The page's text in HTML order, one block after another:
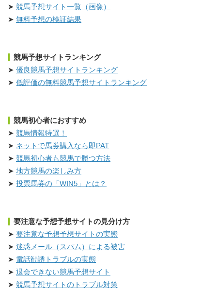
競馬予想サイト一覧（画像）
無料予想の検証結果
競馬予想サイトランキング
優良競馬予想サイトランキング
低評価の無料競馬予想サイトランキング
競馬初心者におすすめ
競馬情報特選！
ネットで馬券購入なら即PAT
競馬初心者も競馬で勝つ方法
地方競馬の楽しみ方
投票馬券の「WIN5」とは？
要注意な予想予想サイトの見分け方
要注意な予想予想サイトの実態
迷惑メール（スパム）による被害
電話勧誘トラブルの実態
退会できない競馬予想サイト
競馬予想サイトのトラブル対策